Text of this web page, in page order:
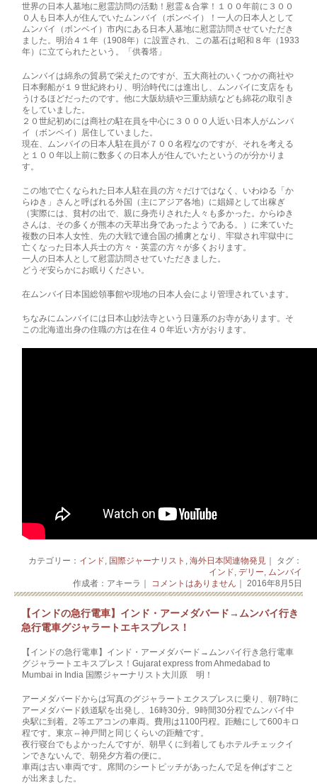
世界の日本人墓地に慰霊訪問の活動！慰霊＆合掌！１００年前に３００
０人も日本人が住んでいたムンバイ（ボンベイ）！一人の日本人として
ムンバイ（ボンベイ）市内にある日本人墓地に慰霊訪問させていただき
ました。明治４１年（1908年）に設置され、この墓石は昭和８年（1933
年）に立てられたという。「供養塔」
ムンバイは綿糸の貿易で栄えたのですが、五大商社のいくつかの商社や
日本郵船が１９世紀終わり、明治時代には進出し、ムンバイに支店をも
うけるほどだったのです。他に大阪紡績や三重紡績なども綿花の取引き
をしていました。
２０世紀初めには商社の駐在員を中心に３０００人近い日本人がムンバ
イ（ボンベイ）居住していました。
現在、ムンバイの日本人駐在員が７００名程なのですが、それを考える
と１００年以上前に数多くの日本人が住んでいたというのが分かりま
す。
この地で亡くなられた日本人駐在員の方々だけではなく、いわゆる「か
らゆき」さんと呼ばれる外国（主にアジア各地）に娼婦として出稼ぎ
（実際には、貧村の出で、親に身売りされた人々も多かった。からゆき
さんは、その多くが熊本の天草出身であったようである。）に来ていた
複数の日本人女性、先の大戦で連合国の捕虜となり、牢獄され牢獄中に
亡くなった日本人兵士の方々・英霊の方々が多くおります。
一人の日本人として慰霊訪問させていただきました。
どうぞ安らかにお眠りください。
在ムンバイ日本国総領事館や現地の日本人会により管理されています。
ちなみにムンバイには日本山妙法寺という日蓮系のお寺があります。そ
この北海道出身の住職の方は在住４０年近い方がおります。
カテゴリー： インド, 国際ジャーナリスト , 海外日本関連物発見｜ タグ：
インド, デリー, ムンバイ
作成者：アキーラ｜ コメントはありません ｜ 2016年8月5日
【インドの急行電車】インド・アーメダバード→ムンバイ行き
急行電車グジャラートエキスプレス！
【インドの急行電車】インド・アーメダバード→ムンバイ行き急行電車
グジャラートエキスプレス！Gujarat express from Ahmedabad to
Mumbai in India 国際ジャーナリスト大川原 明！
アーメダバードからは写真のグジャラートエクスプレスに乗り、朝7時に
アーメダバード鉄道駅を出発し、16時30分。9時間30分程でムンバイ中
央駅に到着。2等エアコンの車両。費用は1100円程。距離にして600キロ
程です。東京⇔神戸間と同じくらいの距離です。
夜行寝台でもよかったんですが、朝早くに到着してもホテルチェックイ
ンできないんで、朝発夕方着の便に。
車両は古い車両です。席間のシートピッチがあったんで足を伸ばすこと
が出来ました。